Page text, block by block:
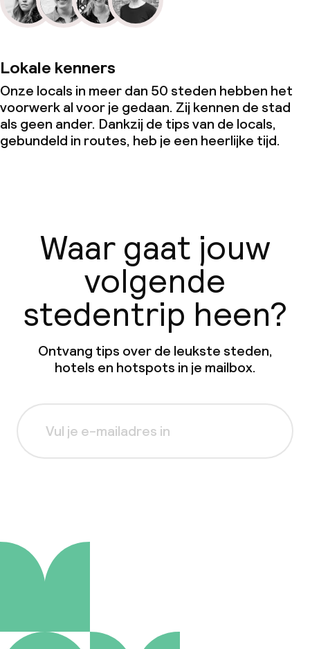
Lokale kenners
Onze locals in meer dan 50 steden hebben het
voorwerk al voor je gedaan. Zij kennen de stad
als geen ander. Dankzij de tips van de locals,
gebundeld in routes, heb je een heerlijke tijd.
Waar gaat jouw
volgende
stedentrip heen?
Ontvang tips over de leukste steden,
hotels en hotspots in je mailbox.